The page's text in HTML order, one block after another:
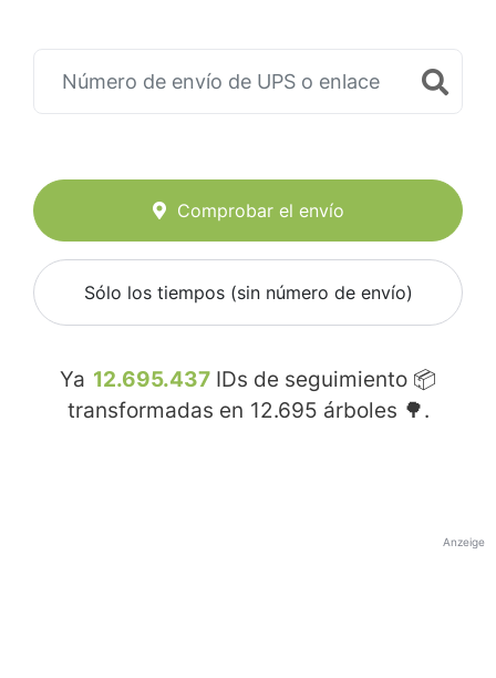
Comprobar el envío
Sólo los tiempos (sin número de envío)
Ya 12.695.437 IDs de seguimiento 📦
transformadas en 12.695 árboles 🌳.
Anzeige